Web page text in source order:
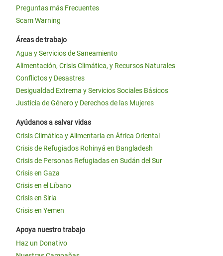
Preguntas más Frecuentes
Scam Warning
Áreas de trabajo
Agua y Servicios de Saneamiento
Alimentación, Crisis Climática, y Recursos Naturales
Conflictos y Desastres
Desigualdad Extrema y Servicios Sociales Básicos
Justicia de Género y Derechos de las Mujeres
Ayúdanos a salvar vidas
Crisis Climática y Alimentaria en África Oriental
Crisis de Refugiados Rohinyá en Bangladesh
Crisis de Personas Refugiadas en Sudán del Sur
Crisis en Gaza
Crisis en el Líbano
Crisis en Siria
Crisis en Yemen
Apoya nuestro trabajo
Haz un Donativo